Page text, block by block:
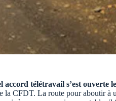
accord télétravail s’est ouverte
la CFDT. La route pour aboutir à